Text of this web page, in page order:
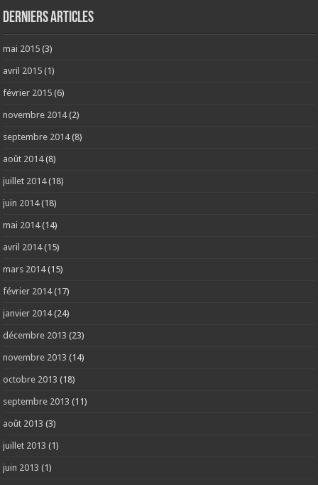
Derniers articles
mai 2015 (3)
avril 2015 (1)
février 2015 (6)
novembre 2014(2)
septembre 2014(8)
août 2014(8)
juillet 2014(18)
juin 2014(18)
mai 2014(14)
avril 2014(15)
mars 2014(15)
février 2014(17)
janvier 2014(24)
décembre 2013 (23)
novembre 2013 (14)
octobre 2013 (18)
septembre 2013 (11)
août 2013 (3)
juillet 2013 (1)
juin 2013 (1)